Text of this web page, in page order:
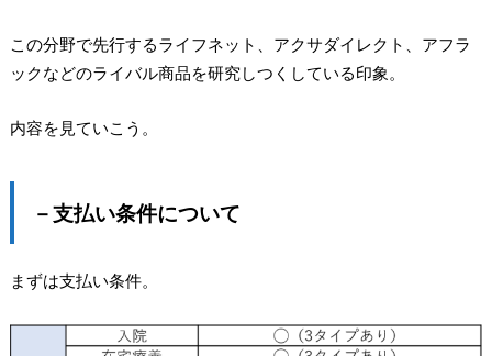
この分野で先行するライフネット、アクサダイレクト、アフラ
ックなどのライバル商品を研究しつくしている印象。
内容を見ていこう。
－支払い条件について
まずは支払い条件。